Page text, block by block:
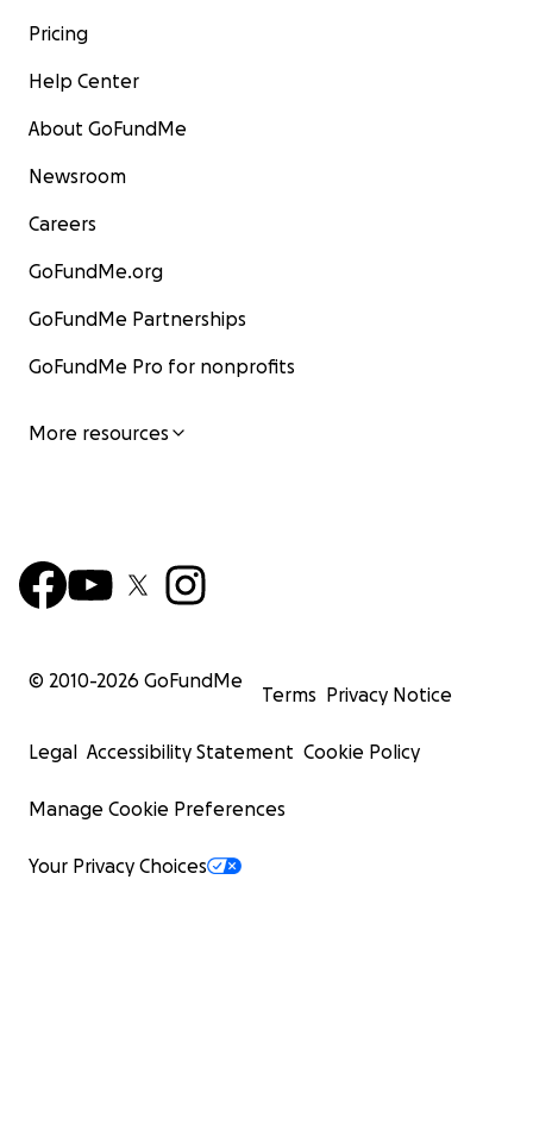
Pricing
Help Center
About GoFundMe
Newsroom
Careers
GoFundMe.org
GoFundMe Partnerships
GoFundMe Pro for nonprofits
More resources
© 2010-2026 GoFundMe
Terms Privacy Notice
Legal Accessibility Statement Cookie Policy
Manage Cookie Preferences
Your Privacy Choices